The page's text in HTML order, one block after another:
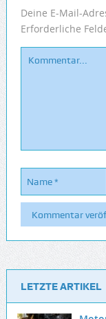
Deine E-Mail-
Erforderliche
LETZTE ARTIKEL